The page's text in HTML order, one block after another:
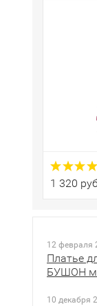
1 320
12 февраля
Платье
БУШОН
10 декабря